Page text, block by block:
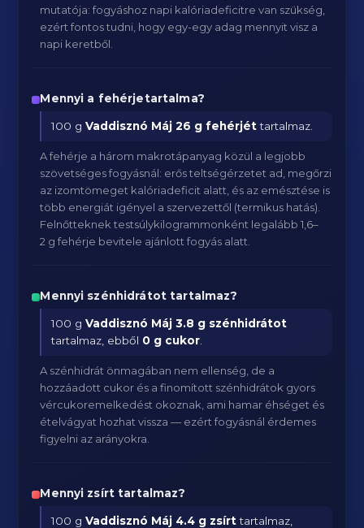
mutatója: fogyáshoz napi kalóriadeficitre van szükség,
ezért fontos tudni, hogy egy-egy adag mennyit visz a
napi keretből.
Mennyi a fehérjetartalma?
100 gVaddisznó Máj 26 g fehérjéttartalmaz.
A fehérje a három makrotápanyag közül a legjobb
szövetséges fogyásnál: erős teltségérzetet ad, megőrzi
az izomtömeget kalóriadeficit alatt, és az emésztése is
több energiát igényel a szervezettől (termikus hatás).
Felnőtteknek testsúlykilogrammonként legalább 1,6–
2 g fehérje bevitele ajánlott fogyás alatt.
Mennyi szénhidrátot tartalmaz?
100 gVaddisznó Máj 3.8 g szénhidrátot
tartalmaz, ebből 0 g cukor
A szénhidrát önmagában nem ellenség, de a
hozzáadott cukor és a finomított szénhidrátok gyors
vércukoremelkedést okoznak, ami hamar éhséget és
ételvágyat hozhat vissza — ezért fogyásnál érdemes
figyelni az arányokra.
Mennyi zsírt tartalmaz?
100 gVaddisznó Máj 4.4 g zsírttartalmaz,